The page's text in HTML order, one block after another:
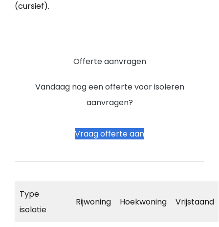
(cursief).
Offerte aanvragen
Vandaag nog een offerte voor isoleren
aanvragen?
Vraag offerte aan
Type
isolatie
Rijwoning Hoekwoning Vrijstaand